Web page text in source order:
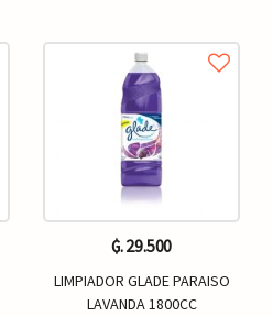
₲. 29.500
LIMPIADOR GLADE PARAISO
LAVANDA 1800CC